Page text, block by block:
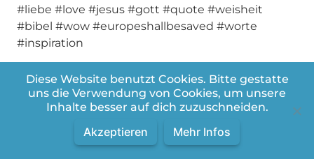
#liebe #love #jesus #gott #quote #weisheit
#bibel #wow #europeshallbesaved #worte
#inspiration
Weitere Videos aus der Playlist:
Diese Website benutzt Cookies. Bitte gestatte
uns die Verwendung von Cookies, um unsere
Inhalte besser auf dich zuzuschneiden.
Akzeptieren Mehr Infos